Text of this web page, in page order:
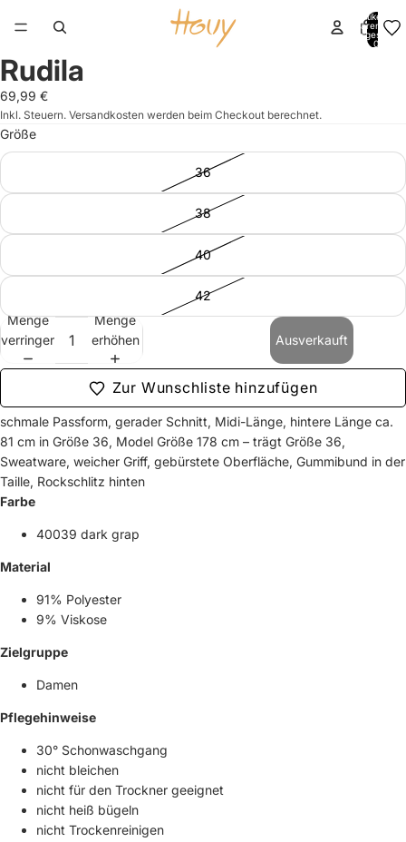
Artikel im
Warenkorb
insgesamt:
0
Bild
im
Vollbildmodus
öffnen
Bild
im
Vollbildmodus
öffnen
Bild
im
Vollbildmodus
öffnen
Bild
im
Vollbildmodus
öffnen
Rudila
69,99 €
Inkl. Steuern. Versandkosten werden beim Checkout berechnet.
Größe
36
38
40
42
Menge
verringern
Menge
erhöhen
Ausverkauft
Zur Wunschliste hinzufügen
schmale Passform, gerader Schnitt, Midi-Länge, hintere Länge ca.
81 cm in Größe 36, Model Größe 178 cm – trägt Größe 36,
Sweatware, weicher Griff, gebürstete Oberfläche, Gummibund in der
Taille, Rockschlitz hinten
Farbe
40039 dark grap
Material
91% Polyester
9% Viskose
Zielgruppe
Damen
Pflegehinweise
30° Schonwaschgang
nicht bleichen
nicht für den Trockner geeignet
nicht heiß bügeln
nicht Trockenreinigen